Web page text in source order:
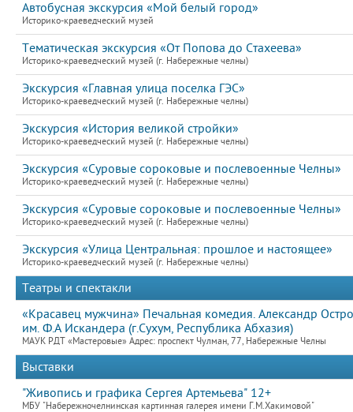
Автобусная экскурсия «Мой белый город»
Историко-краеведческий музей
Тематическая экскурсия «От Попова до Стахеева»
Историко-краеведческий музей (г. Набережные челны)
Экскурсия «Главная улица поселка ГЭС»
Историко-краеведческий музей (г. Набережные челны)
Экскурсия «История великой стройки»
Историко-краеведческий музей (г. Набережные челны)
Экскурсия «Суровые сороковые и послевоенные Челны»
Историко-краеведческий музей (г. Набережные челны)
Экскурсия «Суровые сороковые и послевоенные Челны»
Историко-краеведческий музей (г. Набережные челны)
Экскурсия «Улица Центральная: прошлое и настоящее»
Историко-краеведческий музей (г. Набережные челны)
Театры и спектакли
«Красавец мужчина» Печальная комедия. Александр
им. Ф.А Искандера (г.Сухум, Республика Абхазия)
МАУК РДТ «Мастеровые» Адрес: проспект Чулман, 77, Набережные Челны
Выставки
"Живопись и графика Сергея Артемьева" 12+
МБУ "Набережночелнинская картинная галерея имени Г.М.Хакимовой"